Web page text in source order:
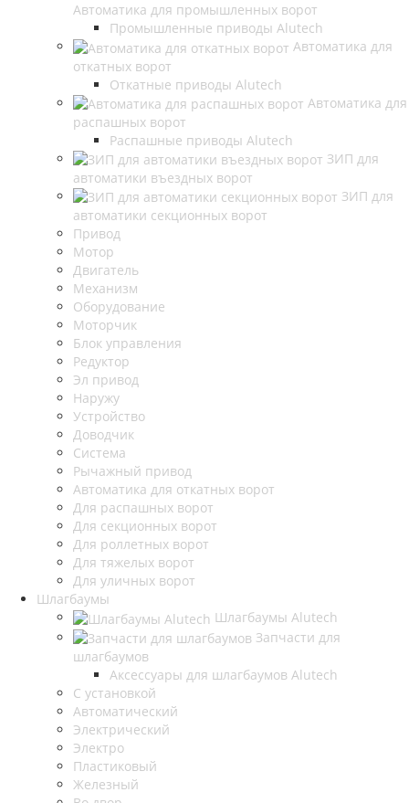
Автоматика для промышленных ворот
Промышленные приводы Alutech
Автоматика для
откатных ворот
Откатные приводы Alutech
Автоматика для
распашных ворот
Распашные приводы Alutech
ЗИП для
автоматики въездных ворот
ЗИП для
автоматики секционных ворот
Привод
Мотор
Двигатель
Механизм
Оборудование
Моторчик
Блок управления
Редуктор
Эл привод
Наружу
Устройство
Доводчик
Система
Рычажный привод
Автоматика для откатных ворот
Для распашных ворот
Для секционных ворот
Для роллетных ворот
Для тяжелых ворот
Для уличных ворот
Шлагбаумы
Шлагбаумы Alutech
Запчасти для
шлагбаумов
Аксессуары для шлагбаумов Alutech
С установкой
Автоматический
Электрический
Электро
Пластиковый
Железный